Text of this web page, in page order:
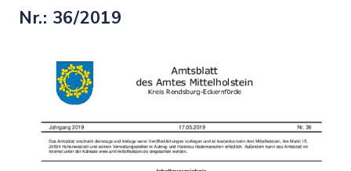
Nr.: 36/2019